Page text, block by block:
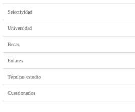
Selectividad
Universidad
Becas
Enlaces
Técnicas estudio
Cuestionarios